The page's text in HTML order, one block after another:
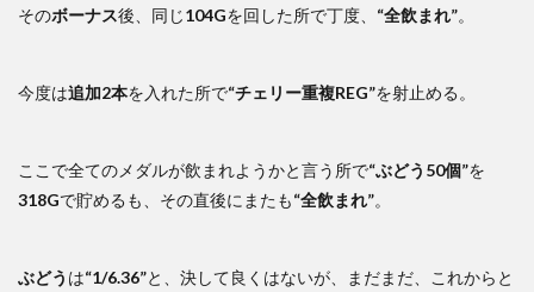
そのボーナス後、同じ104Gを回した所で丁度、 “全飲まれ”。
今度は追加2本を入れた所で“チェリー重複REG”を射止める。
ここで全てのメダルが飲まれようかと言う所で“ぶどう50個”を
318Gで貯めるも、その直後にまたも“全飲まれ”。
ぶどう は“1/6.36”と、決して良くはないが、まだまだ、これからと